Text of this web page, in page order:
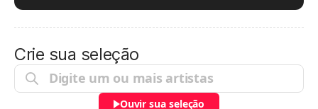
Crie sua seleção
Ouvir sua seleção